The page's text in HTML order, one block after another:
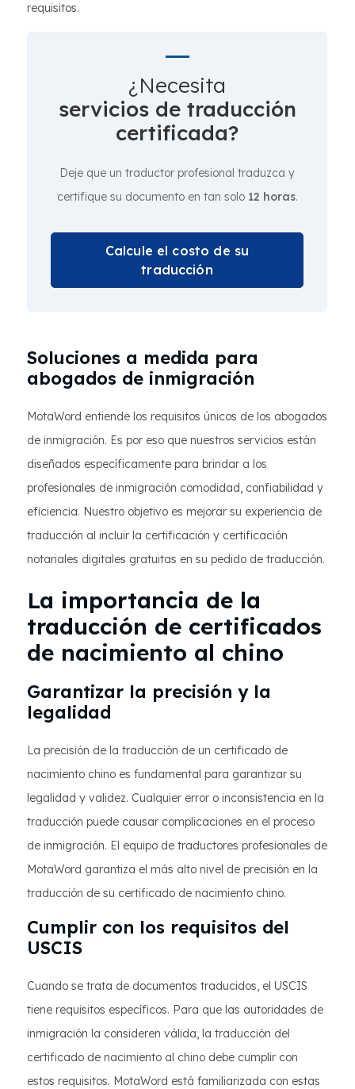
requisitos.
¿Necesita
servicios de traducción
certificada?
Deje que un traductor profesional traduzca y
certifique su documento en tan solo 12 horas.
Calcule el costo de su
traducción
Soluciones a medida para
abogados de inmigración
MotaWord entiende los requisitos únicos de los abogados
de inmigración. Es por eso que nuestros servicios están
diseñados específicamente para brindar a los
profesionales de inmigración comodidad, confiabilidad y
eficiencia. Nuestro objetivo es mejorar su experiencia de
traducción al incluir la certificación y certificación
notariales digitales gratuitas en su pedido de traducción.
La importancia de la
traducción de certificados
de nacimiento al chino
Garantizar la precisión y la
legalidad
La precisión de la traducción de un certificado de
nacimiento chino es fundamental para garantizar su
legalidad y validez. Cualquier error o inconsistencia en la
traducción puede causar complicaciones en el proceso
de inmigración. El equipo de traductores profesionales de
MotaWord garantiza el más alto nivel de precisión en la
traducción de su certificado de nacimiento chino.
Cumplir con los requisitos del
USCIS
Cuando se trata de documentos traducidos, el USCIS
tiene requisitos específicos. Para que las autoridades de
inmigración la consideren válida, la traducción del
certificado de nacimiento al chino debe cumplir con
estos requisitos. MotaWord está familiarizada con estas